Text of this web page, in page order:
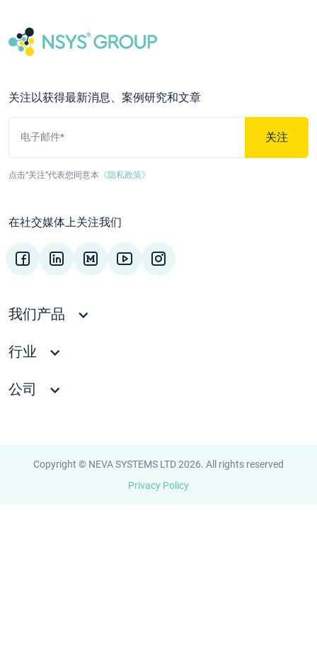
关注以获得最新消息、案例研究和文章
电子邮件* 关注
点击“关注”代表您同意本 《隐私政策》
在社交媒体上关注我们
我们产品
行业
公司
Copyright © NEVA SYSTEMS LTD 2026. All rights reserved
Privacy Policy